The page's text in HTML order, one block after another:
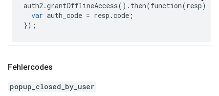
auth2.grantOfflineAccess() . then(function(resp)
{
var auth_code = resp .code ;
});
Fehlercodes
popup_closed_by_user